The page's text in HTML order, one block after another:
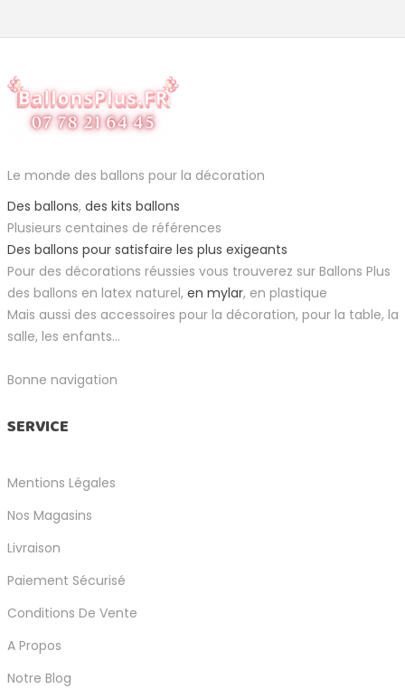
Le monde des ballons pour la décoration
Des ballons, des kits ballons
Plusieurs centaines de références
Des ballons pour satisfaire les plus exigeants
Pour des décorations réussies vous trouverez sur Ballons Plus
des ballons en latex naturel, en mylar, en plastique
Mais aussi des accessoires pour la décoration, pour la table, la
salle, les enfants...
Bonne navigation
SERVICE
Mentions Légales
Nos Magasins
Livraison
Paiement Sécurisé
Conditions De Vente
A Propos
Notre Blog